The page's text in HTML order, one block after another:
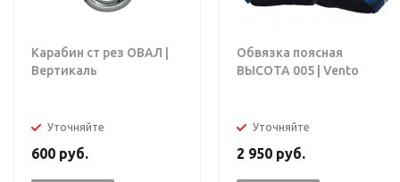
Карабин ст рез ОВАЛ |
Вертикаль
Уточняйте
600 руб.
Обвязка поясная
ВЫСОТА 005 | Vento
Уточняйте
2 950 руб.